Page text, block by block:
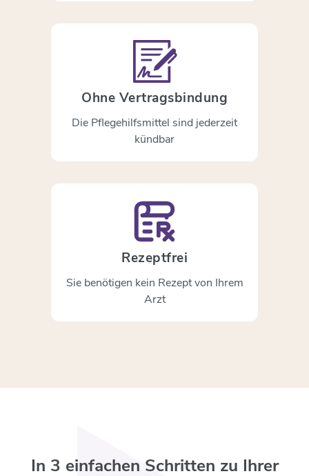
Ohne Vertragsbindung
Die Pflegehilfsmittel sind jederzeit
kündbar
Rezeptfrei
Sie benötigen kein Rezept von Ihrem
Arzt
In 3 einfachen Schritten zu Ihrer